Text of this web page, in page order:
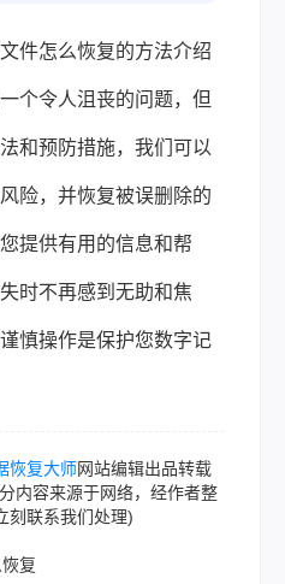
件怎么恢复的方法介绍
个令人沮丧的问题，但
和预防措施，我们可以
险，并恢复被误删除的
提供有用的信息和帮
时不再感到无助和焦
慎操作是保护您数字记
恢复大师网站编辑出品转载
内容来源于网络，经作者整
刻联系我们处理)
复